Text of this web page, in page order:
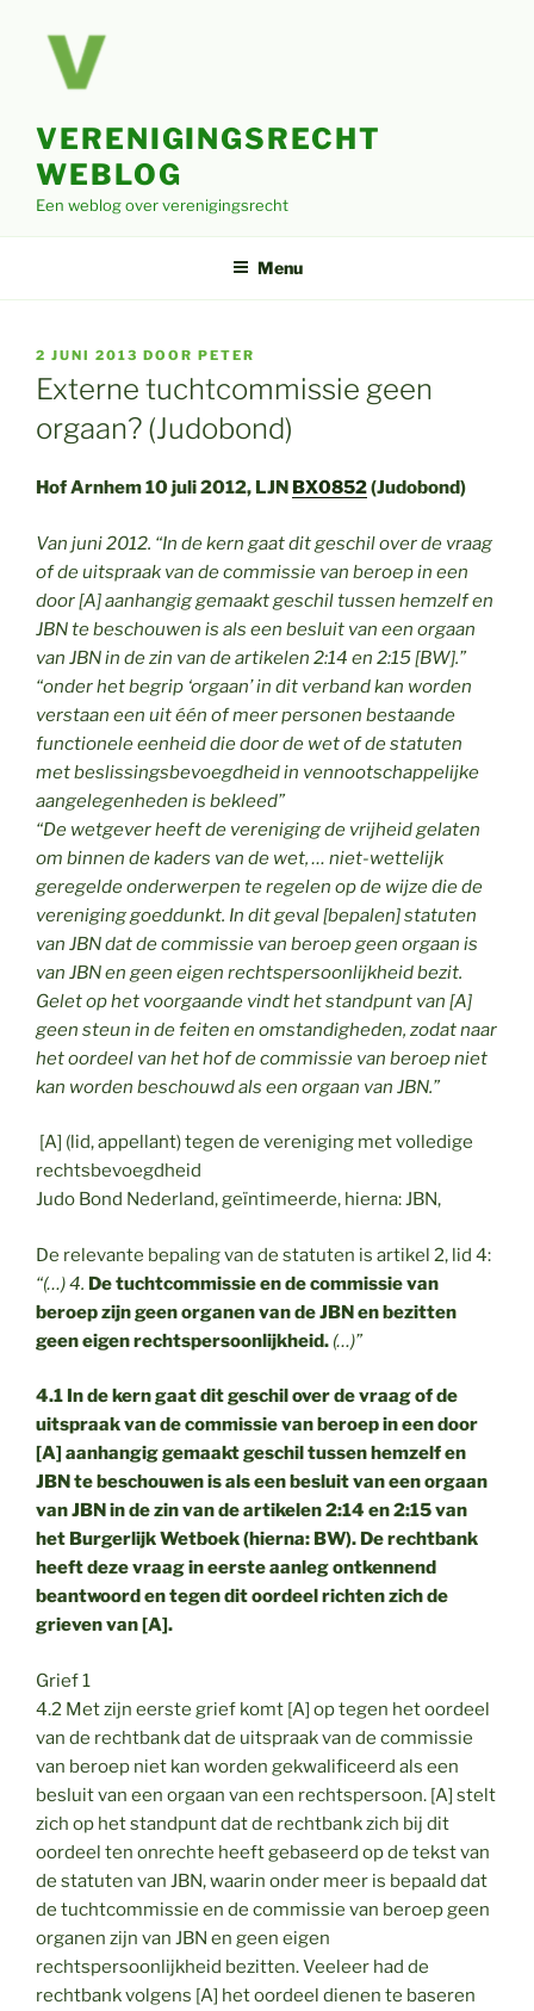
VERENIGINGSRECHT
WEBLOG
Een weblog over verenigingsrecht
Menu
GEPLAATST
OP
2 JUNI 2013 DOOR PETER
Externe tuchtcommissie geen
orgaan? (Judobond)
Hof Arnhem 10 juli 2012, LJN BX0852(Judobond)
Van juni 2012. “In de kern gaat dit geschil over de vraag
of de uitspraak van de commissie van beroep in een
door [A] aanhangig gemaakt geschil tussen hemzelf en
JBN te beschouwen is als een besluit van een orgaan
van JBN in de zin van de artikelen 2:14 en 2:15 [BW].”
“onder het begrip ‘orgaan’ in dit verband kan worden
verstaan een uit één of meer personen bestaande
functionele eenheid die door de wet of de statuten
met beslissingsbevoegdheid in vennootschappelijke
aangelegenheden is bekleed”
“De wetgever heeft de vereniging de vrijheid gelaten
om binnen de kaders van de wet, … niet-wettelijk
geregelde onderwerpen te regelen op de wijze die de
vereniging goeddunkt. In dit geval [bepalen] statuten
van JBN dat de commissie van beroep geen orgaan is
van JBN en geen eigen rechtspersoonlijkheid bezit.
Gelet op het voorgaande vindt het standpunt van [A]
geen steun in de feiten en omstandigheden, zodat naar
het oordeel van het hof de commissie van beroep niet
kan worden beschouwd als een orgaan van JBN.”
[A] (lid, appellant) tegen de vereniging met volledige
rechtsbevoegdheid
Judo Bond Nederland, geïntimeerde, hierna: JBN,
De relevante bepaling van de statuten is artikel 2, lid 4:
“(…) 4. De tuchtcommissie en de commissie van
beroep zijn geen organen van de JBN en bezitten
geen eigen rechtspersoonlijkheid. (…)”
4.1 In de kern gaat dit geschil over de vraag of de
uitspraak van de commissie van beroep in een door
[A] aanhangig gemaakt geschil tussen hemzelf en
JBN te beschouwen is als een besluit van een orgaan
van JBN in de zin van de artikelen 2:14 en 2:15 van
het Burgerlijk Wetboek (hierna: BW). De rechtbank
heeft deze vraag in eerste aanleg ontkennend
beantwoord en tegen dit oordeel richten zich de
grieven van [A].
Grief 1
4.2 Met zijn eerste grief komt [A] op tegen het oordeel
van de rechtbank dat de uitspraak van de commissie
van beroep niet kan worden gekwalificeerd als een
besluit van een orgaan van een rechtspersoon. [A] stelt
zich op het standpunt dat de rechtbank zich bij dit
oordeel ten onrechte heeft gebaseerd op de tekst van
de statuten van JBN, waarin onder meer is bepaald dat
de tuchtcommissie en de commissie van beroep geen
organen zijn van JBN en geen eigen
rechtspersoonlijkheid bezitten. Veeleer had de
rechtbank volgens [A] het oordeel dienen te baseren